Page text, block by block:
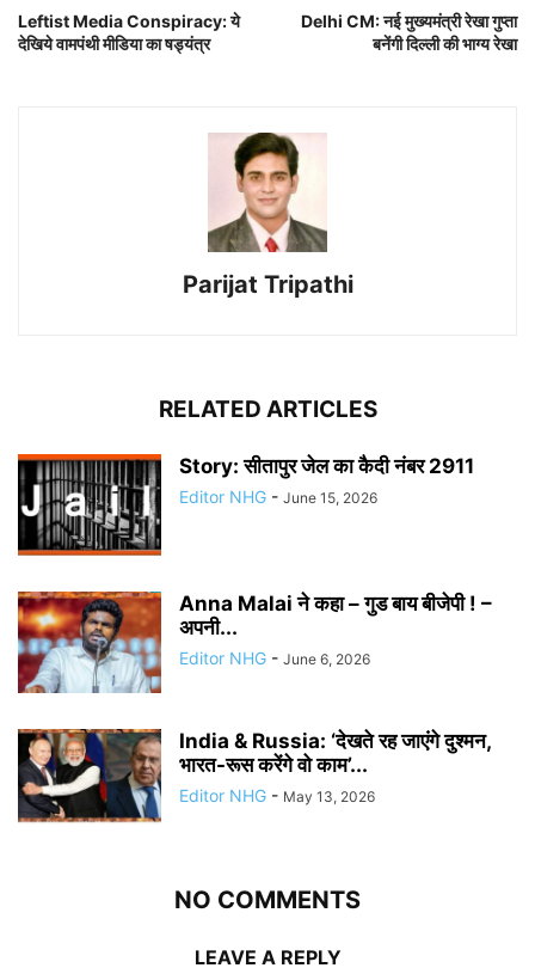
Leftist Media Conspiracy: ये
देखिये वामपंथी मीडिया का षड्यंत्र
Delhi CM: नई मुख्यमंत्री रेखा गुप्ता
बनेंगी दिल्ली की भाग्य रेखा
Parijat Tripathi
RELATED ARTICLES
Story: सीतापुर जेल का कैदी नंबर 2911
Editor NHG - June 15, 2026
Anna Malai ने कहा – गुड बाय बीजेपी ! –
अपनी...
Editor NHG - June 6, 2026
India & Russia: ‘देखते रह जाएंगे दुश्मन,
भारत-रूस करेंगे वो काम’...
Editor NHG - May 13, 2026
NO COMMENTS
LEAVE A REPLY